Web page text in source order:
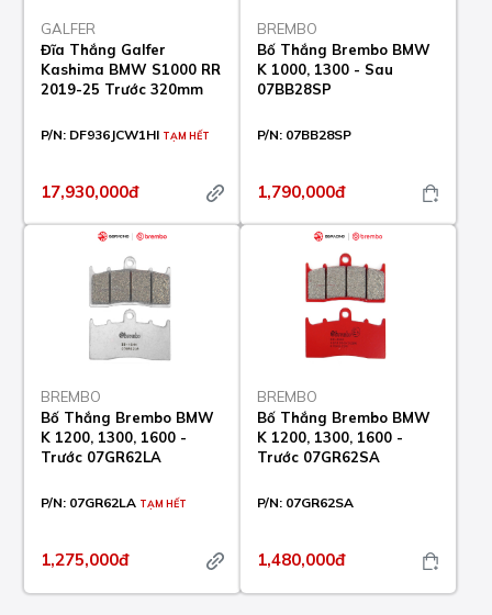
GALFER
Đĩa Thắng Galfer
Kashima BMW S1000 RR
2019-25 Trước 320mm
P/N: DF936JCW1HI TẠM HẾT
17,930,000đ
BREMBO
Bố Thắng Brembo BMW
K 1000, 1300 - Sau
07BB28SP
P/N: 07BB28SP
1,790,000đ
BREMBO
Bố Thắng Brembo BMW
K 1200, 1300, 1600 -
Trước 07GR62LA
P/N: 07GR62LA TẠM HẾT
1,275,000đ
BREMBO
Bố Thắng Brembo BMW
K 1200, 1300, 1600 -
Trước 07GR62SA
P/N: 07GR62SA
1,480,000đ